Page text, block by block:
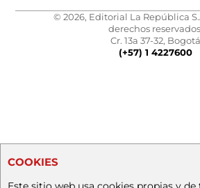
© 2026, Editorial La República
derechos
Cr. 13a 37-32, Bogotá
(+57) 1 4227600
COOKIES